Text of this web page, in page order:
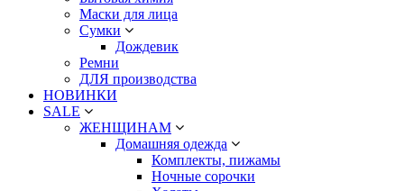
Маски для лица
Сумки
Дождевик
Ремни
ДЛЯ производства
НОВИНКИ
SALE
ЖЕНЩИНАМ
Домашняя одежда
Комплекты, пижамы
Ночные сорочки